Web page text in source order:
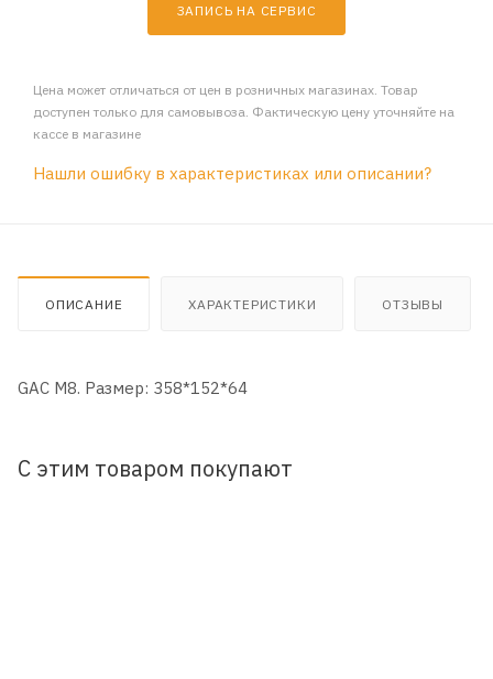
ЗАПИСЬ НА СЕРВИС
Цена может отличаться от цен в розничных магазинах. Товар
доступен только для самовывоза. Фактическую цену уточняйте на
кассе в магазине
Нашли ошибку в характеристиках или описании?
ОПИСАНИЕ ХАРАКТЕРИСТИКИ ОТЗЫВЫ
GAC M8. Размер: 358*152*64
С этим товаром покупают